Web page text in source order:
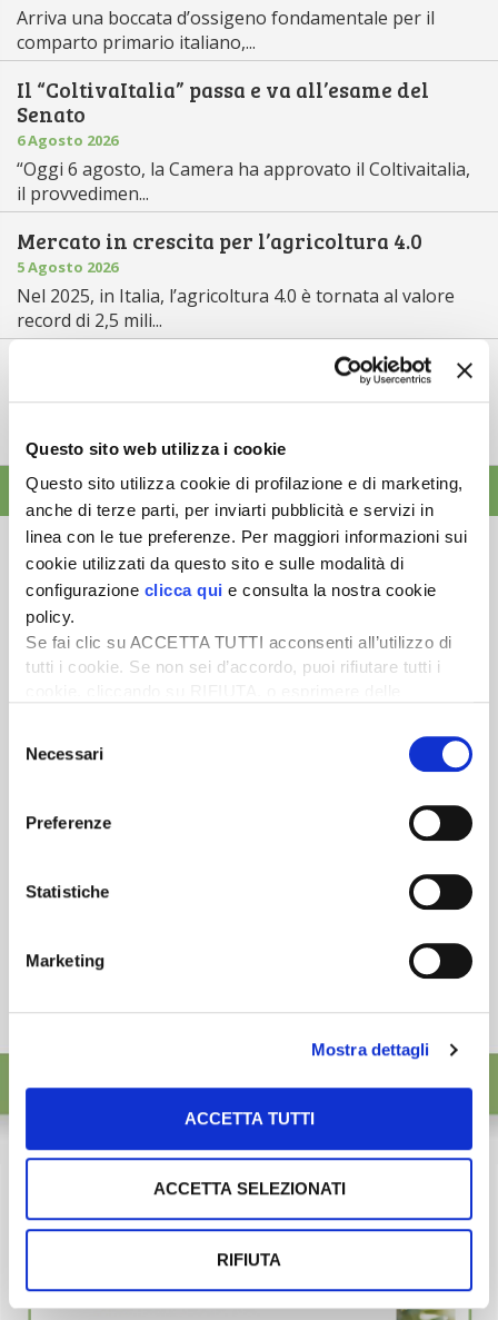
Questo sito web utilizza i cookie
Questo sito utilizza cookie di profilazione e di marketing,
anche di terze parti, per inviarti pubblicità e servizi in
linea con le tue preferenze. Per maggiori informazioni sui
cookie utilizzati da questo sito e sulle modalità di
configurazione clicca qui e consulta la nostra cookie
policy.
Se fai clic su ACCETTA TUTTI acconsenti all’utilizzo di
tutti i cookie. Se non sei d’accordo, puoi rifiutare tutti i
desideri accettare e cliccando ACCETTA SELEZIONATI.
delNecessari
Preferenze
Statistiche
Marketing
Mostra dettagli
ACCETTA TUTTI
ACCETTA SELEZIONATI
RIFIUTA
Arriva una boccata d’ossigeno fondamentale per il
comparto primario italiano,...
Il “ColtivaItalia” passa e va all’esame del
Senato
6 Agosto 2026
“Oggi 6 agosto, la Camera ha approvato il Coltivaitalia,
il provvedimen...
Mercato in crescita per l’agricoltura 4.0
5 Agosto 2026
Nel 2025, in Italia, l’agricoltura 4.0 è tornata al valore
record di 2,5 mili...
Saldi Pac: ogni anno entro fine gennaio
tempistica predefinita e r...
ALTRE NEWS
Newsletter
Scopri un servizio d'informazione di alta qualità. Tagliato sulle tue